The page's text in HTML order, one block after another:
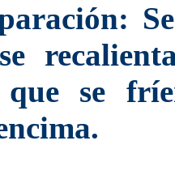
que se